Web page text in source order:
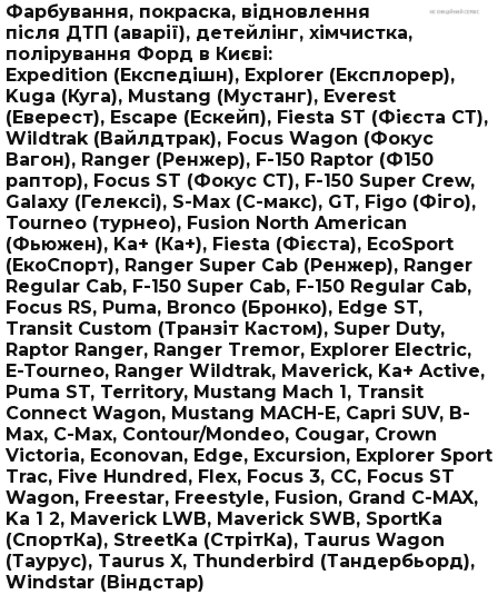
Фарбування, покраска, відновлення
після ДТП (аварії), детейлінг, хімчистка,
полірування Форд в Києві:
Expedition (Експедішн), Explorer (Експлорер),
Kuga (Куга), Mustang (Мустанг), Everest
(Еверест), Escape (Ескейп), Fiesta ST (Фієста СТ),
Wildtrak (Вайлдтрак), Focus Wagon (Фокус
Вагон), Ranger (Ренжер), F-150 Raptor (Ф150
раптор), Focus ST (Фокус СТ), F-150 Super Crew,
Galaxy (Гелексі), S-Max (С-макс), GT, Figo (Фіго),
Tourneo (турнео), Fusion North American
(Фьюжен), Ka+ (Ка+), Fiesta (Фієста), EcoSport
(ЕкоСпорт), Ranger Super Cab (Ренжер), Ranger
Regular Cab, F-150 Super Cab, F-150 Regular Cab,
Focus RS, Puma, Bronco (Бронко), Edge ST,
Transit Custom (Транзіт Кастом), Super Duty,
Raptor Ranger, Ranger Tremor, Explorer Electric,
E-Tourneo, Ranger Wildtrak, Maverick, Ka+ Active,
Puma ST, Territory, Mustang Mach 1, Transit
Connect Wagon, Mustang MACH-E, Capri SUV, B-
Max, C-Max, Contour/Mondeo, Cougar, Crown
Victoria, Econovan, Edge, Excursion, Explorer Sport
Trac, Five Hundred, Flex, Focus 3, CC, Focus ST
Wagon, Freestar, Freestyle, Fusion, Grand C-MAX,
Ka 1 2, Maverick LWB, Maverick SWB, SportKa
(СпортКа), StreetKa (СтрітКа), Taurus Wagon
(Таурус), Taurus X, Thunderbird (Тандербьорд),
Windstar (Віндстар)